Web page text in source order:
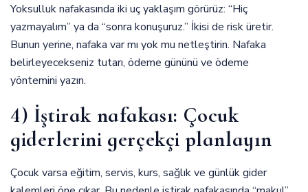
Yoksulluk nafakasında iki uç yaklaşım görürüz: “Hiç
yazmayalım” ya da “sonra konuşuruz.” İkisi de risk üretir.
Bunun yerine, nafaka var mı yok mu netleştirin. Nafaka
belirleyecekseniz tutarı, ödeme gününü ve ödeme
yöntemini yazın.
4) İştirak nafakası: Çocuk
giderlerini gerçekçi planlayın
Çocuk varsa eğitim, servis, kurs, sağlık ve günlük gider